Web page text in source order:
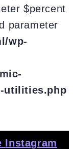
$percent
parameter
wp-
utilities.php
Instagram